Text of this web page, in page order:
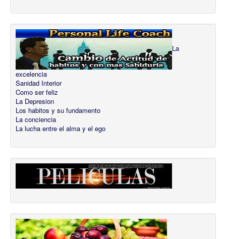
La
excelencia
Sanidad Interior
Como ser feliz
La Depresion
Los habitos y su fundamento
La conciencia
La lucha entre el alma y el ego